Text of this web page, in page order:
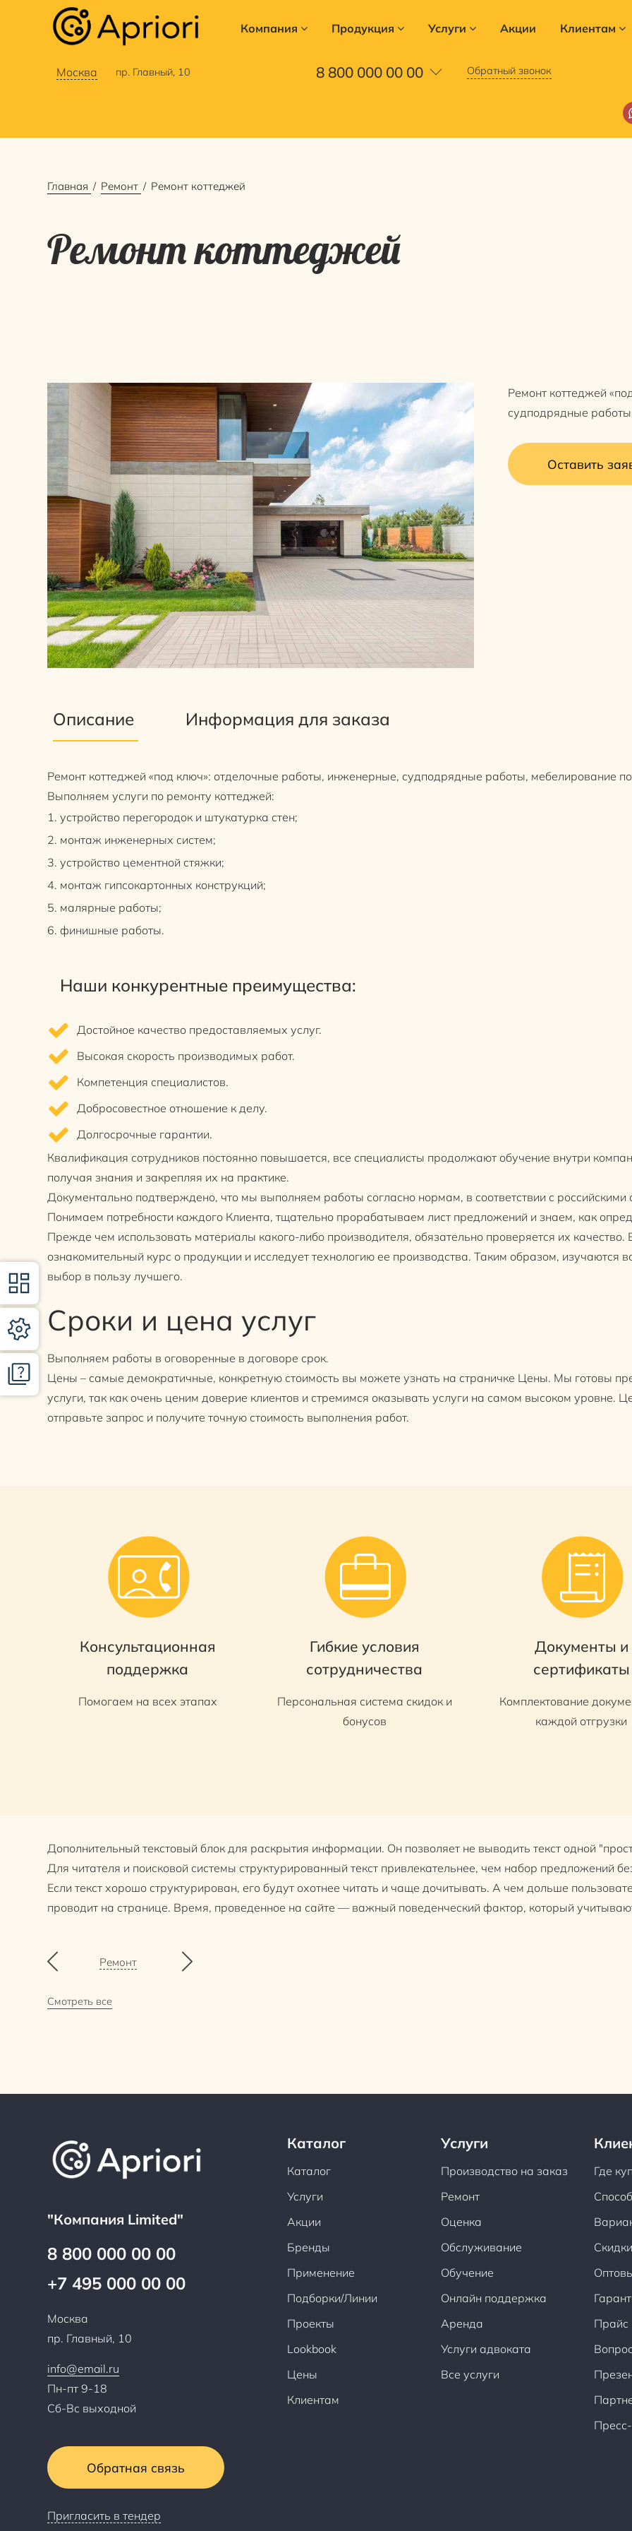
Компания Продукция Услуги Акции Клиентам
Москва пр. Главный, 10 8 800 000 00 00 Обратный звонок
Главная Ремонт Ремонт коттеджей
Ремонт коттеджей
Ремонт коттеджей
судподрядные
Оставить
Описание Информация для заказа
Ремонт коттеджей «под ключ»: отделочные работы, инженерные, судподрядные работы, мебелирование
Выполняем услуги по ремонту коттеджей:
устройство перегородок и штукатурка стен;
монтаж инженерных систем;
устройство цементной стяжки;
монтаж гипсокартонных конструкций;
малярные работы;
финишные работы.
Наши конкурентные преимущества:
Достойное качество предоставляемых услуг.
Высокая скорость производимых работ.
Компетенция специалистов.
Добросовестное отношение к делу.
Долгосрочные гарантии.
Квалификация сотрудников постоянно повышается, все специалисты продолжают обучение внутри
получая знания и закрепляя их на практике.
Документально подтверждено, что мы выполняем работы согласно нормам, в соответствии с российскими
Понимаем потребности каждого Клиента, тщательно прорабатываем лист предложений и знаем, как
Прежде чем использовать материалы какого-либо производителя, обязательно проверяется их
ознакомительный курс о продукции и исследует технологию ее производства. Таким образом, изучаются
выбор в пользу лучшего.
Сроки и цена услуг
Выполняем работы в оговоренные в договоре срок.
Цены – самые демократичные, конкретную стоимость вы можете узнать на страничке Цены. Мы готовы
услуги, так как очень ценим доверие клиентов и стремимся оказывать услуги на самом высоком уровне.
отправьте запрос и получите точную стоимость выполнения работ.
Консультационная
поддержка
Помогаем на всех этапах
Гибкие условия
сотрудничества
Персональная система скидок и
бонусов
Документы и
сертификаты
Комплектование
каждой отгрузки
Дополнительный текстовый блок для раскрытия информации. Он позволяет не выводить текст одной
Для читателя и поисковой системы структурированный текст привлекательнее, чем набор предложений
Если текст хорошо структурирован, его будут охотнее читать и чаще дочитывать. А чем дольше
проводит на странице. Время, проведенное на сайте — важный поведенческий фактор, который
Ремонт
Смотреть все
"Компания Limited"
8 800 000 00 00
+7 495 000 00 00
Москва
пр. Главный, 10
info@email.ru
Пн-пт 9-18
Сб-Вс выходной
Обратная связь
Пригласить в тендер
Каталог
Каталог
Услуги
Акции
Бренды
Применение
Подборки/Линии
Проекты
Lookbook
Цены
Клиентам
Услуги
Производство на заказ
Ремонт
Оценка
Обслуживание
Обучение
Онлайн поддержка
Аренда
Услуги адвоката
Все услуги
Где
Прайс